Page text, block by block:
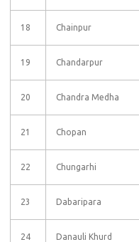
18 Chainpur
19 Chandarpur
20 Chandra Medha
21 Chopan
22 Chungarhi
23 Dabaripara
24 Danauli Khurd